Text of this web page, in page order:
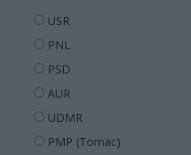
USR
PNL
PSD
AUR
UDMR
PMP (Tomac)